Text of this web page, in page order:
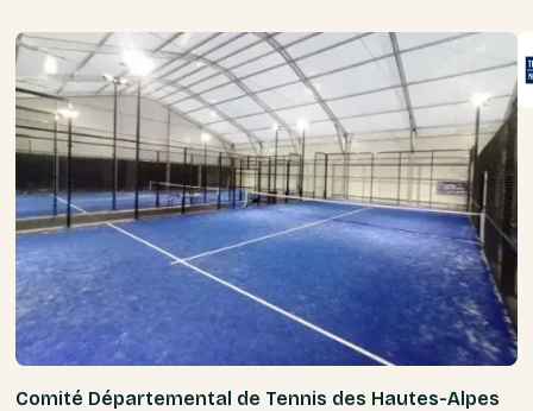
Comité Départemental de Tennis des Hautes-Alpes